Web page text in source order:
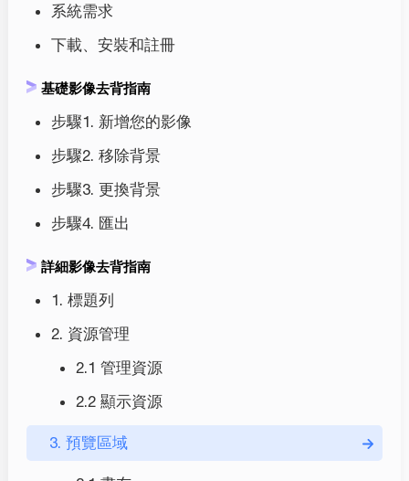
系統需求
下載、安裝和註冊
基礎影像去背指南
步驟1. 新增您的影像
步驟2. 移除背景
步驟3. 更換背景
步驟4. 匯出
詳細影像去背指南
1. 標題列
2. 資源管理
2.1 管理資源
2.2 顯示資源
3. 預覽區域